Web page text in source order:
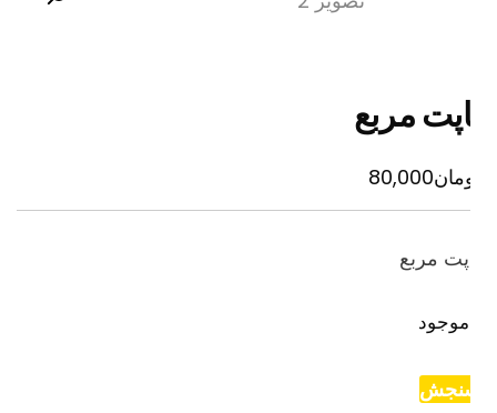
مربع
80,000
مربع